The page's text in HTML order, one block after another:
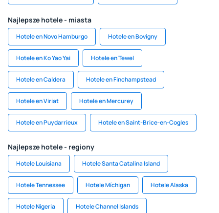
Najlepsze hotele - miasta
Hotele en Novo Hamburgo Hotele en Bovigny
Hotele en Ko Yao Yai Hotele en Tewel
Hotele en Caldera Hotele en Finchampstead
Hotele en Viriat Hotele en Mercurey
Hotele en Puydarrieux Hotele en Saint-Brice-en-Cogles
Najlepsze hotele - regiony
Hotele Louisiana Hotele Santa Catalina Island
Hotele Tennessee Hotele Míchigan Hotele Alaska
Hotele Nigeria Hotele Channel Islands